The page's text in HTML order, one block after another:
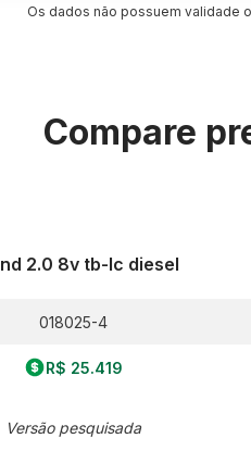
Os dados não possuem validade
Compare
2.0 8v tb-Ic diesel
018025-4
R$ 25.419
Versão pesquisada